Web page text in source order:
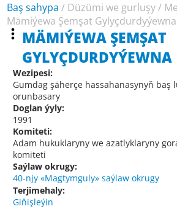
Baş sahypa / Düzümi we gurluşy/
Mämiýewa Şemşat Gylyçdurdyýewna
MÄMIÝEWA ŞEMŞAT
GYLYÇDURDYÝEWNA
Wezipesi:
Gumdag şäherçe hassahanasynyň baş
orunbasary
Doglan ýyly:
1991
Komiteti:
Adam hukuklaryny we azatlyklaryny
komiteti
Saýlaw okrugy:
40-njy «Magtymguly» saýlaw okrugy
Terjimehaly:
Giňişleýin